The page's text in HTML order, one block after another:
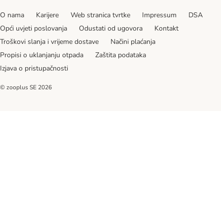
O nama Karijere Web stranica tvrtke Impressum
DSA
Opći uvjeti poslovanja
Odustati od ugovora
Kontakt
Troškovi slanja i vrijeme dostave
Načini plaćanja
Propisi o uklanjanju otpada
Zaštita podataka
Izjava o pristupačnosti
© zooplus SE 2026